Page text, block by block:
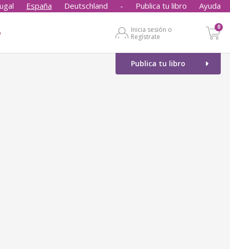
España Deutschland - Publica tu libro Ayuda
Inicia sesión o
Regístrate
0
Publica tu libro